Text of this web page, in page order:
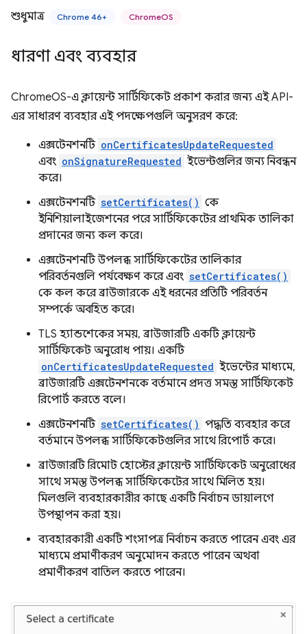
শুধুমাত্র Chrome 46+ ChromeOS
ধারণা এবং ব্যবহার
ChromeOS-এ ক্লায়েন্ট সার্টিফিকেট প্রকাশ করার জন্য এই API-
এর সাধারণ ব্যবহার এই পদক্ষেপগুলি অনুসরণ করে:
এক্সটেনশনটি onCertificatesUpdateRequested
এবং onSignatureRequested ইভেন্টগুলির জন্য নিবন্ধন
করে।
এক্সটেনশনটি setCertificates() কে
ইনিশিয়ালাইজেশনের পরে সার্টিফিকেটের প্রাথমিক তালিকা
প্রদানের জন্য কল করে।
এক্সটেনশনটি উপলব্ধ সার্টিফিকেটের তালিকার
পরিবর্তনগুলি পর্যবেক্ষণ করে এবং setCertificates()
কে কল করে ব্রাউজারকে এই ধরনের প্রতিটি পরিবর্তন
সম্পর্কে অবহিত করে।
TLS হ্যান্ডশেকের সময়, ব্রাউজারটি একটি ক্লায়েন্ট
সার্টিফিকেট অনুরোধ পায়। একটি
onCertificatesUpdateRequested ইভেন্টের মাধ্যমে,
ব্রাউজারটি এক্সটেনশনকে বর্তমানে প্রদত্ত সমস্ত সার্টিফিকেট
রিপোর্ট করতে বলে।
এক্সটেনশনটি setCertificates() পদ্ধতি ব্যবহার করে
বর্তমানে উপলব্ধ সার্টিফিকেটগুলির সাথে রিপোর্ট করে।
ব্রাউজারটি রিমোট হোস্টের ক্লায়েন্ট সার্টিফিকেট অনুরোধের
সাথে সমস্ত উপলব্ধ সার্টিফিকেটের সাথে মিলিত হয়।
মিলগুলি ব্যবহারকারীর কাছে একটি নির্বাচন ডায়ালগে
উপস্থাপন করা হয়।
ব্যবহারকারী একটি শংসাপত্র নির্বাচন করতে পারেন এবং এর
মাধ্যমে প্রমাণীকরণ অনুমোদন করতে পারেন অথবা
প্রমাণীকরণ বাতিল করতে পারেন।